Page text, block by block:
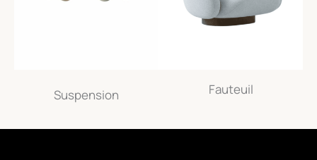
Suspension Fauteuil